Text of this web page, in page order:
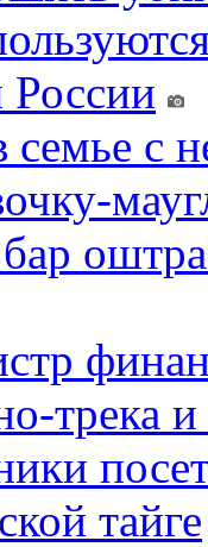
России
с
трека
тайге